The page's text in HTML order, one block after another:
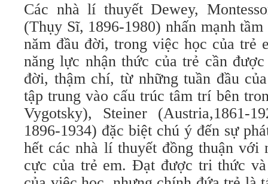
Các nhà lí thuyết Dewey,
(Thụy Sĩ, 1896-1980) nhấn mạnh
năm đầu đời, trong việc học của trẻ
năng lực nhận thức của trẻ cần
đời, thậm chí, từ những tuần đầu
tập trung vào cấu trúc tâm trí bên
Vygotsky), Steiner (Austria,1861-
1896-1934) đặc biệt chú ý đến sự
hết các nhà lí thuyết đồng thuận với
cực của trẻ em. Đạt được tri thức